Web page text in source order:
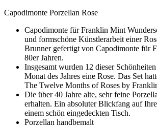
Capodimonte Porzellan Rose
Capodimonte für Franklin Mint
und formschöne Künstlerarbeit einer
Brunner gefertigt von Capodimonte für
80er Jahren.
Insgesamt wurden 12 dieser
Monat des Jahres eine Rose. Das Set
The Twelve Months of Roses by
Die über 40 Jahre alte, sehr feine
erhalten. Ein absoluter Blickfang auf
einem schön eingedeckten Tisch.
Porzellan handbemalt